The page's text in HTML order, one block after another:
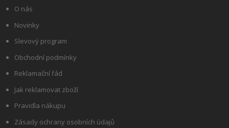
O nás
Novinky
Slevový program
Obchodní podmínky
Reklamační řád
Jak reklamovat zboží
Pravidla nákupu
Zásady ochrany osobních údajů